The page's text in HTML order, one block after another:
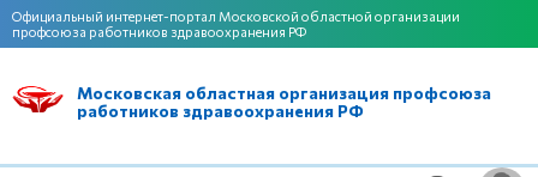
Официальный интернет-портал Московской областной организации
профсоюза работников здравоохранения РФ
Московская областная организация профсоюза
работников здравоохранения РФ